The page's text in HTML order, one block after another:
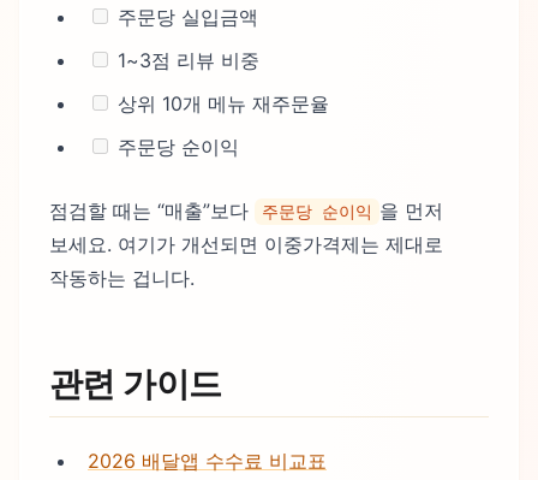
주문당 실입금액
1~3점 리뷰 비중
상위 10개 메뉴 재주문율
주문당 순이익
점검할 때는 “매출”보다 주문당 순이익 을 먼저
보세요. 여기가 개선되면 이중가격제는 제대로
작동하는 겁니다.
관련 가이드
2026 배달앱 수수료 비교표